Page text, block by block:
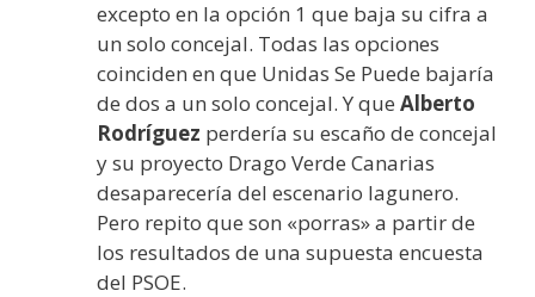
excepto en la opción 1 que baja su cifra a
un solo concejal. Todas las opciones
coinciden en que Unidas Se Puede bajaría
de dos a un solo concejal. Y que Alberto
Rodríguez perdería su escaño de concejal
y su proyecto Drago Verde Canarias
desaparecería del escenario lagunero.
Pero repito que son «porras» a partir de
los resultados de una supuesta encuesta
del PSOE.